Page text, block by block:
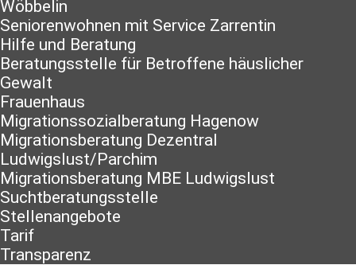
Wöbbelin
Seniorenwohnen mit Service Zarrentin
Hilfe und Beratung
Beratungsstelle für Betroffene häuslicher
Gewalt
Frauenhaus
Migrationssozialberatung Hagenow
Migrationsberatung Dezentral
Ludwigslust/Parchim
Migrationsberatung MBE Ludwigslust
Suchtberatungsstelle
Stellenangebote
Tarif
Transparenz